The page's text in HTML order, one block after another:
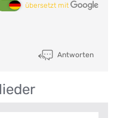
übersetzt mit
Antworten